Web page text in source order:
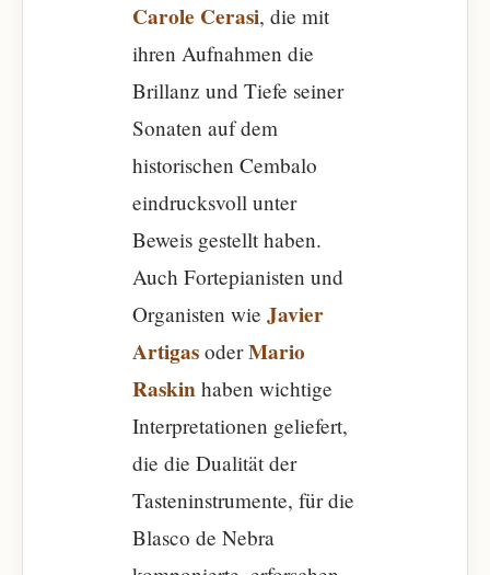
Carole Cerasi, die mit
ihren Aufnahmen die
Brillanz und Tiefe seiner
Sonaten auf dem
historischen Cembalo
eindrucksvoll unter
Beweis gestellt haben.
Auch Fortepianisten und
Organisten wie Javier
Artigas oderMario
Raskin haben wichtige
Interpretationen geliefert,
die die Dualität der
Tasteninstrumente, für die
Blasco de Nebra